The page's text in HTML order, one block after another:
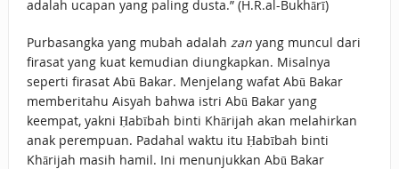
adalah ucapan yang paling dusta.” (H.R.al-Bukhārī)
Purbasangka yang mubah adalah zanyang muncul dari
firasat yang kuat kemudian diungkapkan. Misalnya
seperti firasat Abū Bakar. Menjelang wafat Abū Bakar
memberitahu Aisyah bahwa istri Abū Bakar yang
keempat, yakni Ḥabībah binti Khārijah akan melahirkan
anak perempuan. Padahal waktu itu Ḥabībah binti
Khārijah masih hamil. Ini menunjukkan Abū Bakar